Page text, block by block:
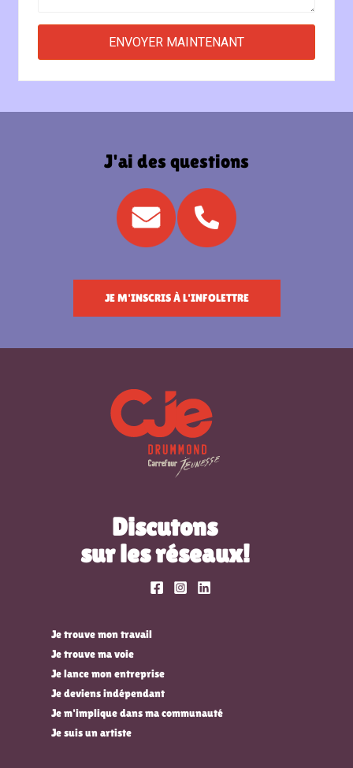
J'ai des questions
JE M'INSCRIS À L'INFOLETTRE
Discutons
sur les réseaux!
Je trouve mon travail
Je trouve ma voie
Je lance mon entreprise
Je deviens indépendant
Je m'implique dans ma communauté
Je suis un artiste